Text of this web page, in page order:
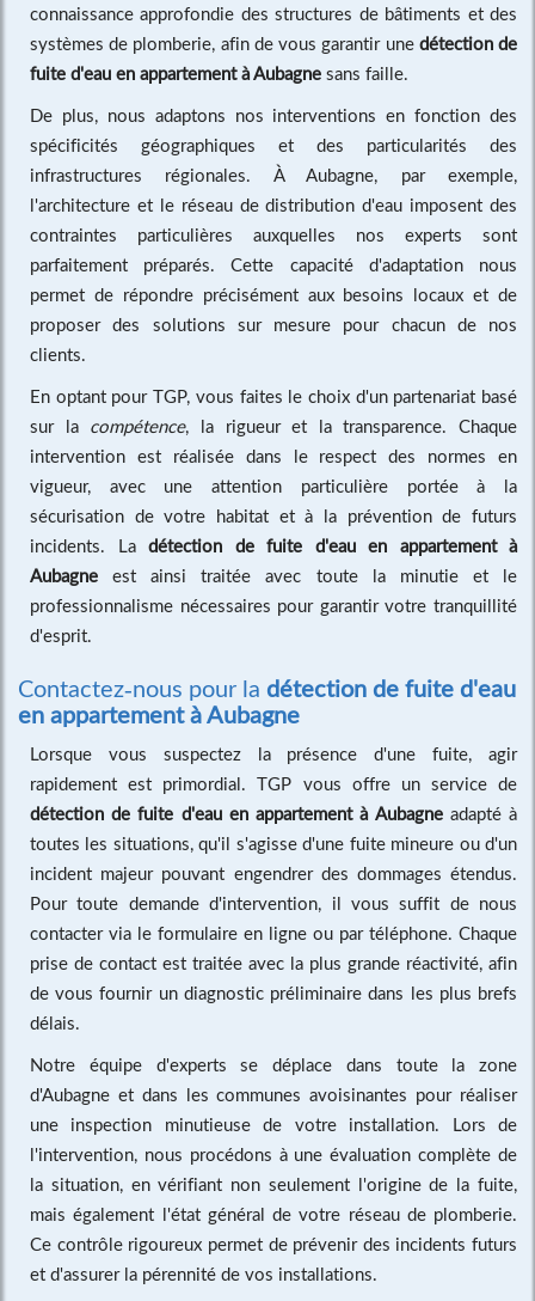
connaissance approfondie des structures de bâtiments et des
systèmes de plomberie, afin de vous garantir une détection de
fuite d'eau en appartement à Aubagne sans faille.
De plus, nous adaptons nos interventions en fonction des
spécificités géographiques et des particularités des
infrastructures régionales. À Aubagne, par exemple,
l'architecture et le réseau de distribution d'eau imposent des
contraintes particulières auxquelles nos experts sont
parfaitement préparés. Cette capacité d'adaptation nous
permet de répondre précisément aux besoins locaux et de
proposer des solutions sur mesure pour chacun de nos
clients.
En optant pour TGP, vous faites le choix d'un partenariat basé
sur la compétence, la rigueur et la transparence. Chaque
intervention est réalisée dans le respect des normes en
vigueur, avec une attention particulière portée à la
sécurisation de votre habitat et à la prévention de futurs
incidents. La détection de fuite d'eau en appartement à
Aubagne est ainsi traitée avec toute la minutie et le
professionnalisme nécessaires pour garantir votre tranquillité
d'esprit.
Contactez-nous pour la détection de fuite d'eau
en appartement à Aubagne
Lorsque vous suspectez la présence d'une fuite, agir
rapidement est primordial. TGP vous offre un service de
détection de fuite d'eau en appartement à Aubagneadapté à
toutes les situations, qu'il s'agisse d'une fuite mineure ou d'un
incident majeur pouvant engendrer des dommages étendus.
Pour toute demande d'intervention, il vous suffit de nous
contacter via le formulaire en ligne ou par téléphone. Chaque
prise de contact est traitée avec la plus grande réactivité, afin
de vous fournir un diagnostic préliminaire dans les plus brefs
délais.
Notre équipe d'experts se déplace dans toute la zone
d'Aubagne et dans les communes avoisinantes pour réaliser
une inspection minutieuse de votre installation. Lors de
l'intervention, nous procédons à une évaluation complète de
la situation, en vérifiant non seulement l'origine de la fuite,
mais également l'état général de votre réseau de plomberie.
Ce contrôle rigoureux permet de prévenir des incidents futurs
et d'assurer la pérennité de vos installations.